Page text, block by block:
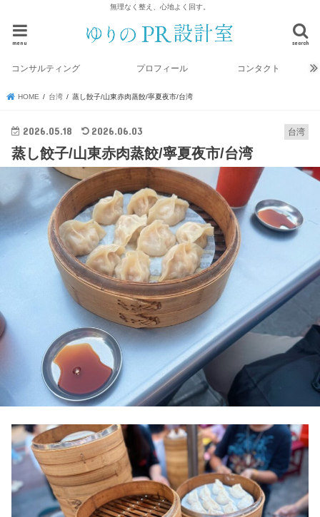
無理なく整え、心地よく回す。
search
menu
コンサルティング プロフィール コンタクト
HOME 台湾 蒸し餃子/山東赤肉蒸餃/寧夏夜市/台湾
台湾
2026.05.18 2026.06.03
蒸し餃子/山東赤肉蒸餃/寧夏夜市/台湾